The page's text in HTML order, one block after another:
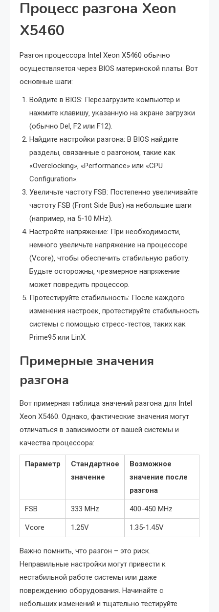
Процесс разгона Xeon
X5460
Разгон процессора Intel Xeon X5460 обычно
осуществляется через BIOS материнской платы. Вот
основные шаги:
Войдите в BIOS: Перезагрузите компьютер и
нажмите клавишу‚ указанную на экране загрузки
(обычно Del‚ F2 или F12).
Найдите настройки разгона: В BIOS найдите
разделы‚ связанные с разгоном‚ такие как
«Overclocking»‚ «Performance» или «CPU
Configuration».
Увеличьте частоту FSB: Постепенно увеличивайте
частоту FSB (Front Side Bus) на небольшие шаги
(например‚ на 5-10 MHz).
Настройте напряжение: При необходимости‚
немного увеличьте напряжение на процессоре
(Vcore)‚ чтобы обеспечить стабильную работу.
Будьте осторожны‚ чрезмерное напряжение
может повредить процессор.
Протестируйте стабильность: После каждого
изменения настроек‚ протестируйте стабильность
системы с помощью стресс-тестов‚ таких как
Prime95 или LinX.
Примерные значения
разгона
Вот примерная таблица значений разгона для Intel
Xeon X5460. Однако‚ фактические значения могут
отличаться в зависимости от вашей системы и
качества процессора:
Параметр
Стандартное
значение
Возможное
значение после
разгона
FSB 333 MHz 400-450 MHz
Vcore 1.25V 1.35-1.45V
Важно помнить‚ что разгон – это риск.
Неправильные настройки могут привести к
нестабильной работе системы или даже
повреждению оборудования. Начинайте с
небольших изменений и тщательно тестируйте